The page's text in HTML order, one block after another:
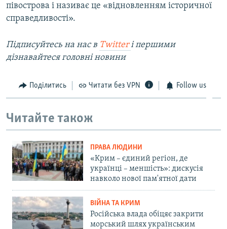
півострова і називає це «відновленням історичної
справедливості».
Підписуйтесь на наc в Twitterі першими
дізнавайтеся головні новини
Поділитись Читати без VPN Follow us
Читайте також
ПРАВА ЛЮДИНИ
«Крим – єдиний регіон, де
українці – меншість»: дискусія
навколо нової пам'ятної дати
ВІЙНА ТА КРИМ
Російська влада обіцяє закрити
морський шлях українським